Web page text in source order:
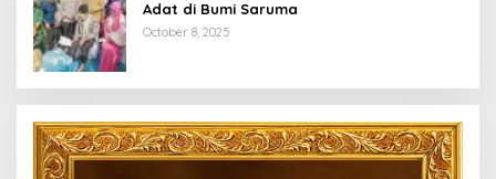
Adat di Bumi Saruma
October 8, 2025